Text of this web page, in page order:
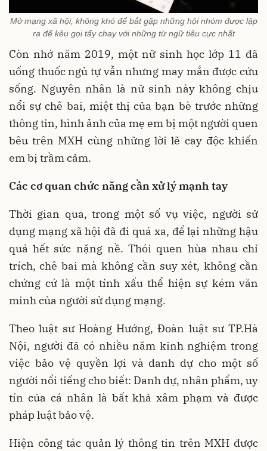
Mở mạng xã hội, không khó để bắt gặp những hội nhóm được lập
ra để kêu gọi tẩy chay với những từ ngữ tiêu cực nhất
Còn nhớ năm 2019, một nữ sinh học lớp 11 đã
uống thuốc ngủ tự vẫn nhưng may mắn được cứu
sống. Nguyên nhân là nữ sinh này không chịu
nổi sự chê bai, miệt thị của bạn bè trước những
thông tin, hình ảnh của mẹ em bị một người quen
bêu trên MXH cùng những lời lẽ cay độc khiến
em bị trầm cảm.
Các cơ quan chức năng cần xử lý mạnh tay
Thời gian qua, trong một số vụ việc, người sử
dụng mạng xã hội đã đi quá xa, để lại những hậu
quả hết sức nặng nề. Thói quen hùa nhau chỉ
trích, chê bai mà không cần suy xét, không cần
chứng cứ là một tính xấu thể hiện sự kém văn
minh của người sử dụng mạng.
Theo luật sư Hoàng Hướng, Đoàn luật sư TP.Hà
Nội, người đã có nhiều năm kinh nghiệm trong
việc bảo vệ quyền lợi và danh dự cho một số
người nổi tiếng cho biết: Danh dự, nhân phẩm, uy
tín của cá nhân là bất khả xâm phạm và được
pháp luật bảo vệ.
Hiện công tác quản lý thông tin trên MXH được